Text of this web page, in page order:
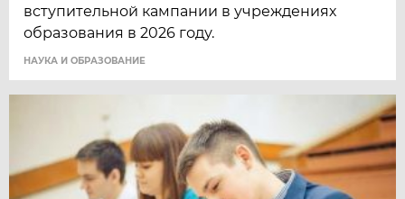
вступительной кампании в учреждениях
образования в 2026 году.
НАУКА И ОБРАЗОВАНИЕ